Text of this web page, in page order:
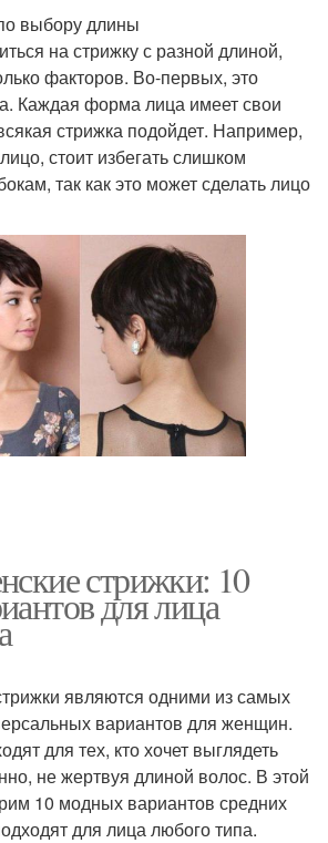
выбору длины
на стрижку с разной длиной,
факторов. Во-первых, это
Каждая форма лица имеет свои
стрижка подойдет. Например,
стоит избегать слишком
так как это может сделать лицо
стрижки: 10
для лица
являются одними из самых
вариантов для женщин.
для тех, кто хочет выглядеть
не жертвуя длиной волос. В этой
10 модных вариантов средних
для лица любого типа.